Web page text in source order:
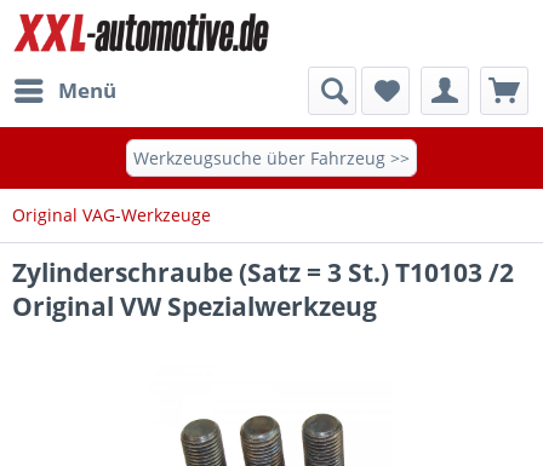
Menü
Werkzeugsuche über Fahrzeug >>
Original VAG-Werkzeuge
Zylinderschraube (Satz = 3 St.) T10103 /2
Original VW Spezialwerkzeug